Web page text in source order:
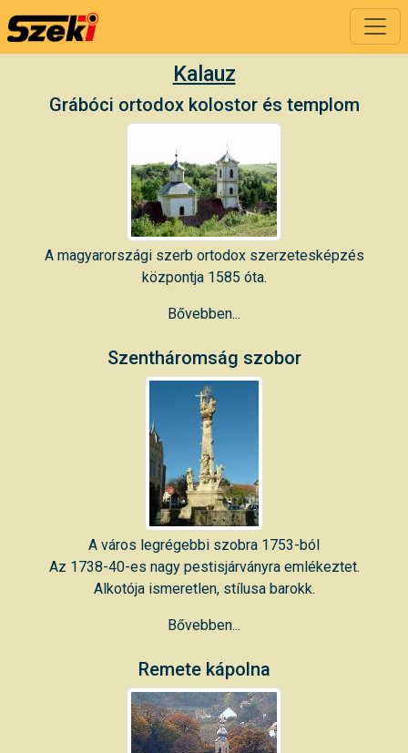
Kalauz
Grábóci ortodox kolostor és templom
A magyarországi szerb ortodox szerzetesképzés
központja 1585 óta.
Bővebben...
Szentháromság szobor
A város legrégebbi szobra 1753-ból
Az 1738-40-es nagy pestisjárványra emlékeztet.
Alkotója ismeretlen, stílusa barokk.
Bővebben...
Remete kápolna